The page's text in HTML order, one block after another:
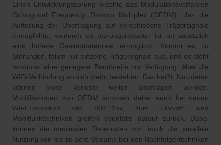
Einen Entwicklungssprung brachte das Modulationsverfahren
Orthogonal Frequency Division Multiplex (OFDM), das die
Aufteilung der Übertragung auf verschiedene Trägersignale
ermöglichte, wodurch es störungsrobuster ist un zusätzlich
eine höhere Gesamtdatenrate ermöglicht. Kommt es zu
Störungen, fallen nur einzelne Trägersignale aus, und es steht
temporär eine geringere Bandbreite zur Verfügung. Aber die
WiFi-Verbindung an sich bleibt bestehen. Das heißt, Nutzdaten
können ohne Verluste weiter übertragen werden.
Modifikationen von OFDM kommen daher auch bei neuen
WiFi-Techniken wie 802.11ax zum Einsatz, und
Mobilfunktechniken greifen ebenfalls darauf zurück. Dabei
können die maximalen Datenraten nur durch die parallele
Nutzung von bis zu acht Streams bei den Nachfolgertechniken